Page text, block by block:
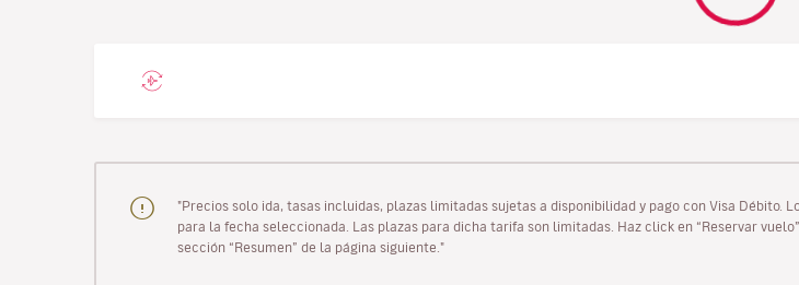
"Precios solo ida, tasas incluidas, plazas limitadas sujetas a disponibilidad y pago con Visa
para la fecha seleccionada. Las plazas para dicha tarifa son limitadas. Haz click en “Reservar
sección “Resumen” de la página siguiente."